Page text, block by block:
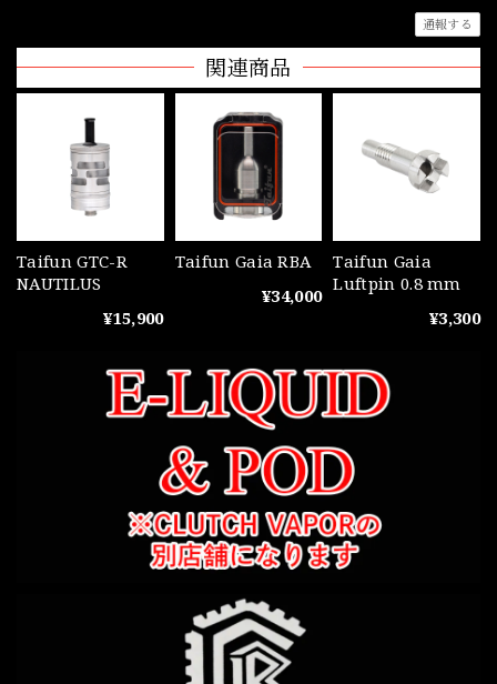
通報する
関連商品
Taifun GTC-R
NAUTILUS
¥15,900
Taifun Gaia RBA
¥34,000
Taifun Gaia
Luftpin 0.8 mm
¥3,300